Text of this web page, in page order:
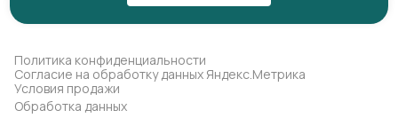
Политика конфиденциальности
Согласие на обработку данных Яндекс.Метрика
Условия продажи
Обработка данных